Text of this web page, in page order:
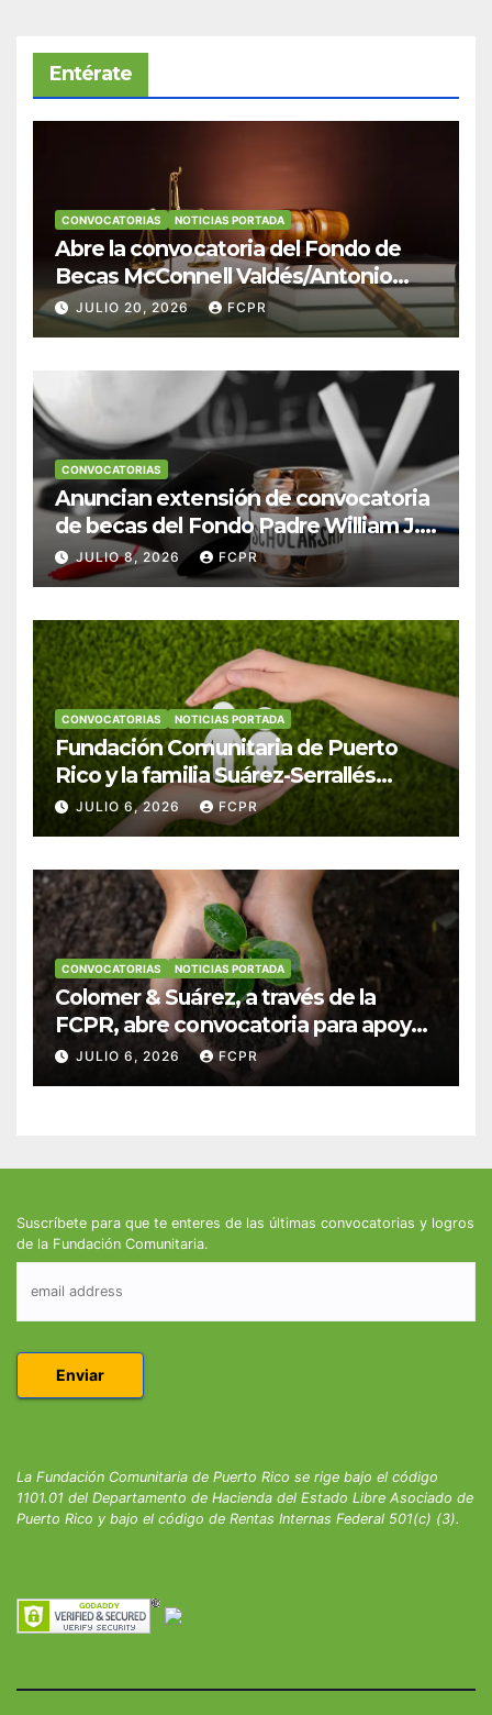
Entérate
CONVOCATORIAS NOTICIAS PORTADA
Abre la convocatoria del Fondo de
Becas McConnell Valdés/Antonio
Escudero Viera para estudiantes de
Derecho en Puerto Rico
JULIO 20, 2026 FCPR
CONVOCATORIAS
Anuncian extensión de convocatoria
de becas del Fondo Padre William J.
Hendricks, SJ para estudiantes del
Colegio San Ignacio
JULIO 8, 2026 FCPR
CONVOCATORIAS NOTICIAS PORTADA
Fundación Comunitaria de Puerto
Rico y la familia Suárez-Serrallés
anuncian convocatoria para
fortalecer hogares y albergues
JULIO 6, 2026 FCPR
CONVOCATORIAS NOTICIAS PORTADA
Colomer & Suárez, a través de la
FCPR, abre convocatoria para apoyar
proyectos de seguridad alimentaria
JULIO 6, 2026 FCPR
Suscríbete para que te enteres de las últimas convocatorias y logros
de la Fundación Comunitaria.
La Fundación Comunitaria de Puerto Rico se rige bajo el código
1101.01 del Departamento de Hacienda del Estado Libre Asociado de
Puerto Rico y bajo el código de Rentas Internas Federal 501(c) (3).